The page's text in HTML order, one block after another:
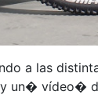
a las
un� vídeo�